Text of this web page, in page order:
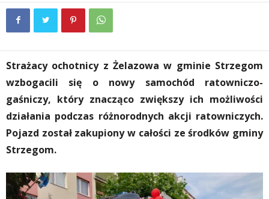
Strażacy ochotnicy z Żelazowa w gminie Strzegom
wzbogacili się o nowy samochód ratowniczo-
gaśniczy, który znacząco zwiększy ich możliwości
działania podczas różnorodnych akcji ratowniczych.
Pojazd został zakupiony w całości ze środków gminy
Strzegom.